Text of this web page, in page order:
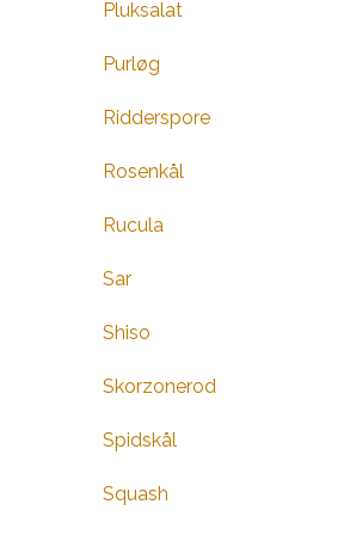
Pluksalat
Purløg
Ridderspore
Rosenkål
Rucula
Sar
Shiso
Skorzonerod
Spidskål
Squash